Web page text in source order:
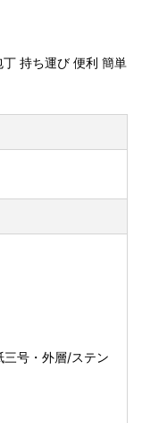
持ち運び 便利 簡単
三号・外層/ステン